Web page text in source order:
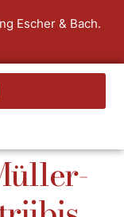
Escher & Bach.